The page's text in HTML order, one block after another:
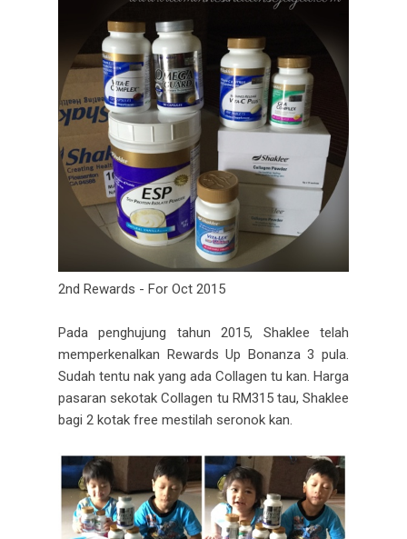
2nd Rewards - For Oct 2015
Pada penghujung tahun 2015, Shaklee telah
memperkenalkan Rewards Up Bonanza 3 pula.
Sudah tentu nak yang ada Collagen tu kan. Harga
pasaran sekotak Collagen tu RM315 tau, Shaklee
bagi 2 kotak free mestilah seronok kan.